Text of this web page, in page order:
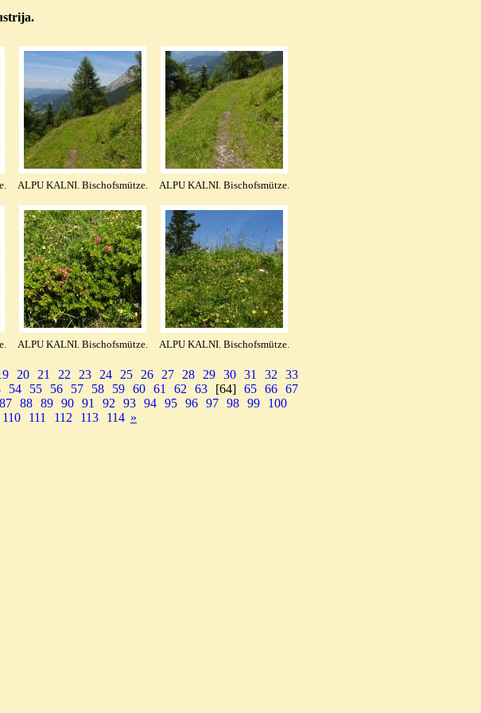
ALPU KALNI. Bischofsmütze. ALPU KALNI. Bischofsmütze.
ALPU KALNI. Bischofsmütze. ALPU KALNI. Bischofsmütze.
20 21 22 23 24 25 26 27 28 29 30 31 32
33
54 55 56 57 58 59 60 61 62 63 [64] 65 66 67
87 88 89 90 91 92 93 94 95 96 97 98 99
100
110 111 112 113 114 »